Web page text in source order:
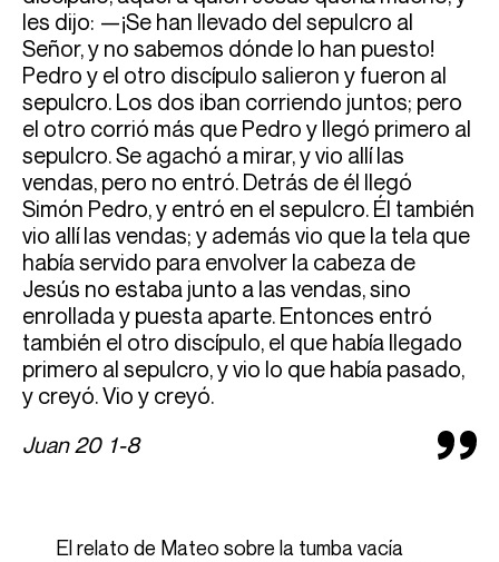
les dijo: —¡Se han llevado del sepulcro al
Señor, y no sabemos dónde lo han puesto!
Pedro y el otro discípulo salieron y fueron al
sepulcro. Los dos iban corriendo juntos; pero
el otro corrió más que Pedro y llegó primero al
sepulcro. Se agachó a mirar, y vio allí las
vendas, pero no entró. Detrás de él llegó
Simón Pedro, y entró en el sepulcro. Él también
vio allí las vendas; y además vio que la tela que
había servido para envolver la cabeza de
Jesús no estaba junto a las vendas, sino
enrollada y puesta aparte. Entonces entró
también el otro discípulo, el que había llegado
primero al sepulcro, y vio lo que había pasado,
y creyó. Vio y creyó.
Juan 20 1-8
El relato de Mateo sobre la tumba vacía